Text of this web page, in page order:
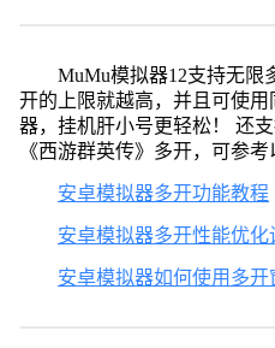
MuMu模拟器12支持无限
开的上限就越高，并且可使
器，挂机肝小号更轻松！ 还
《西游群英传》多开，可参考
安卓模拟器多开功能教程
安卓模拟器多开性能优化
安卓模拟器如何使用多开